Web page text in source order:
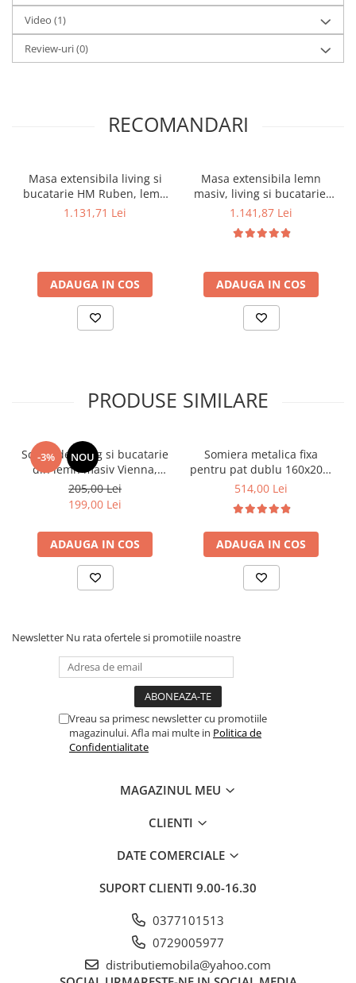
Video (1)
Review-uri(0)
RECOMANDARI
Masa extensibila living si
bucatarie HM Ruben, lemn
masiv, blat MDF, ovala, 6
1.131,71 Lei
ADAUGA IN COS
Masa extensibila lemn
masiv, living si bucatarie,
DM4 Maxima, blat MDF
persoane, 120-150x70x76
1.141,87 Lei
ADAUGA IN COS
PRODUSE SIMILARE
-3% NOU
Scaun de living si bucatarie
din lemn masiv Vienna,
tapiterie stofa,100 kg,
94x49x40 cm, nuc/bej
205,00 Lei
199,00 Lei
ADAUGA IN COS
Somiera metalica fixa
pentru pat dublu 160x200,
6 picioare, 32 lamele lemn
saltea ferm, negru
514,00 Lei
ADAUGA IN COS
Newsletter Nu rata ofertele si promotiile noastre
Vreau sa primesc newsletter cu promotiile
magazinului. Afla mai multe in Politica de
Confidentialitate
MAGAZINUL MEU
CLIENTI
DATE COMERCIALE
SUPORT CLIENTI 9.00-16.30
0377101513
0729005977
distributiemobila@yahoo.com